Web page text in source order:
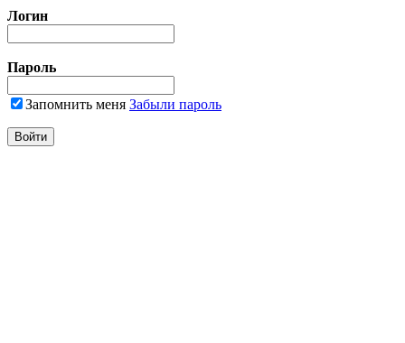
Логин
Пароль
Запомнить меня Забыли пароль